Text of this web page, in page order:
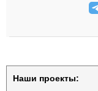
Наши проекты: